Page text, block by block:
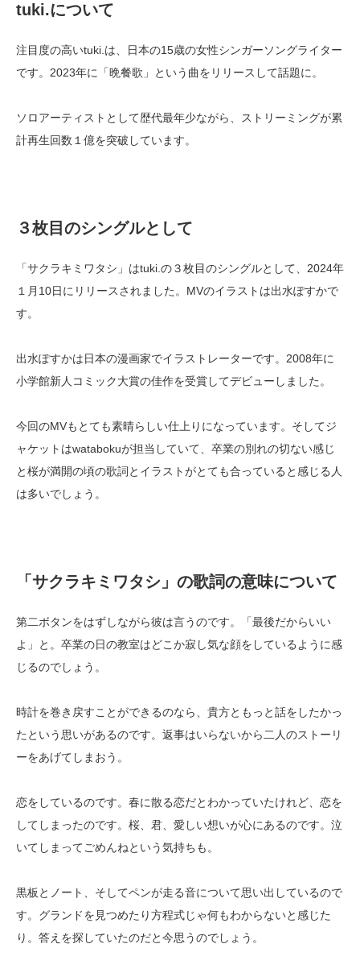
tuki.について
注目度の高いtuki.は、日本の15歳の女性シンガーソングライター
です。2023年に「晩餐歌」という曲をリリースして話題に。
ソロアーティストとして歴代最年少ながら、ストリーミングが累
計再生回数１億を突破しています。
３枚目のシングルとして
「サクラキミワタシ」はtuki.の３枚目のシングルとして、2024年
１月10日にリリースされました。MVのイラストは出水ぽすかで
す。
出水ぽすかは日本の漫画家でイラストレーターです。2008年に
小学館新人コミック大賞の佳作を受賞してデビューしました。
今回のMVもとても素晴らしい仕上りになっています。そしてジ
ャケットはwatabokuが担当していて、卒業の別れの切ない感じ
と桜が満開の頃の歌詞とイラストがとても合っていると感じる人
は多いでしょう。
「サクラキミワタシ」の歌詞の意味について
第二ボタンをはずしながら彼は言うのです。「最後だからいい
よ」と。卒業の日の教室はどこか寂し気な顔をしているように感
じるのでしょう。
時計を巻き戻すことができるのなら、貴方ともっと話をしたかっ
たという思いがあるのです。返事はいらないから二人のストーリ
ーをあげてしまおう。
恋をしているのです。春に散る恋だとわかっていたけれど、恋を
してしまったのです。桜、君、愛しい想いが心にあるのです。泣
いてしまってごめんねという気持ちも。
黒板とノート、そしてペンが走る音について思い出しているので
す。グランドを見つめたり方程式じゃ何もわからないと感じた
り。答えを探していたのだと今思うのでしょう。